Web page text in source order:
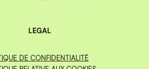
LEGAL
DE CONFIDENTIALITÉ